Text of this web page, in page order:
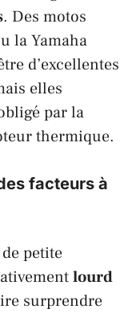
. Des motos
laYamaha
d’excellentes
elles
par la
thermique.
facteurs à
petite
lourd
surprendre